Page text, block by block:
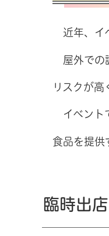
近年、イ
屋外での
リスクが高
イベント
食品を提供
臨時出